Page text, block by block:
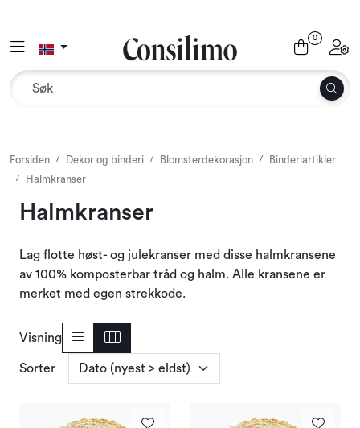
Toggle navigation
0
Forsiden Dekor og binderi Blomsterdekorasjon
Binderiartikler
Halmkranser
Halmkranser
Lag flotte høst- og julekranser med disse halmkransene
av 100% komposterbar tråd og halm. Alle kransene er
merket med egen strekkode.
Visning
Sorter
Utemiljø
Rekvisita
Outlet
Varemerker